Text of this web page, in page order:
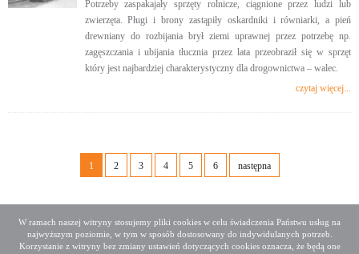
W ramach naszej witryny stosujemy pliki cookies w celu świadczenia Państwu usług na
najwyższym poziomie, w tym w sposób dostosowany do indywidulanych potrzeb.
Korzystanie z witryny bez zmiany ustawień dotyczących cookies oznacza, że będą one
Potrzeby zaspakajały sprzęty rolnicze, ciągnione przez ludzi lub
zwierzęta. Pługi i brony zastąpiły oskardniki i równiarki, a pień
drewniany do rozbijania brył ziemi uprawnej przez potrzebę np.
zagęszczania i ubijania tłucznia przez lata przeobraził się w sprzęt
który jest najbardziej charakterystyczny dla drogownictwa – walec.
czytaj więcej...
1 2 3 4 5 6 następna
Deklaracja dostępności
Mapa serwisu